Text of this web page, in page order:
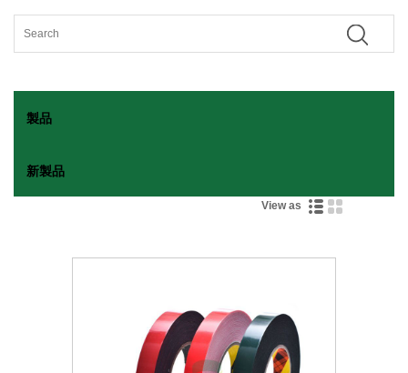
製品
新製品
View as